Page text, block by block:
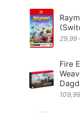
29,99
Fire